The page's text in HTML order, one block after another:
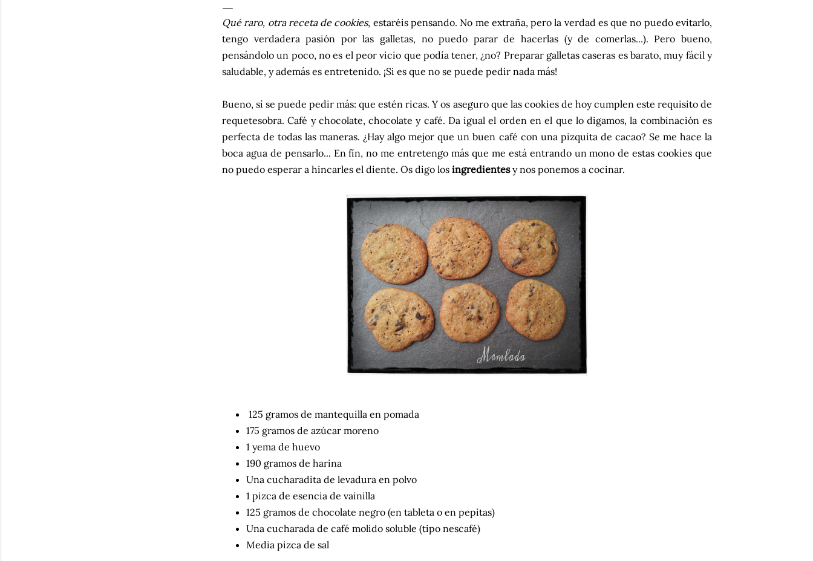
Qué raro, otra receta de cookies, estaréis pensando. No me extraña, pero la verdad es que no puedo evitarlo,
tengo verdadera pasión por las galletas, no puedo parar de hacerlas (y de comerlas...). Pero bueno,
pensándolo un poco, no es el peor vicio que podía tener, ¿no? Preparar galletas caseras es barato, muy fácil y
saludable, y además es entretenido. ¡Si es que no se puede pedir nada más!
Bueno, sí se puede pedir más: que estén ricas. Y os aseguro que las cookies de hoy cumplen este requisito de
requetesobra. Café y chocolate, chocolate y café. Da igual el orden en el que lo digamos, la combinación es
perfecta de todas las maneras. ¿Hay algo mejor que un buen café con una pizquita de cacao? Se me hace la
boca agua de pensarlo... En fín, no me entretengo más que me está entrando un mono de estas cookies que
no puedo esperar a hincarles el diente. Os digo los ingredientesy nos ponemos a cocinar.
125 gramos de mantequilla en pomada
175 gramos de azúcar moreno
1 yema de huevo
190 gramos de harina
Una cucharadita de levadura en polvo
1 pizca de esencia de vainilla
125 gramos de chocolate negro (en tableta o en pepitas)
Una cucharada de café molido soluble (tipo nescafé)
Media pizca de sal